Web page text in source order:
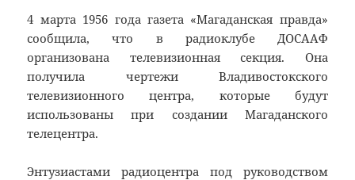
4 марта 1956 года газета «Магаданская правда»
сообщила, что в радиоклубе ДОСААФ
организована телевизионная секция. Она
получила чертежи Владивостокского
телевизионного центра, которые будут
использованы при создании Магаданского
телецентра.
Энтузиастами радиоцентра под руководством